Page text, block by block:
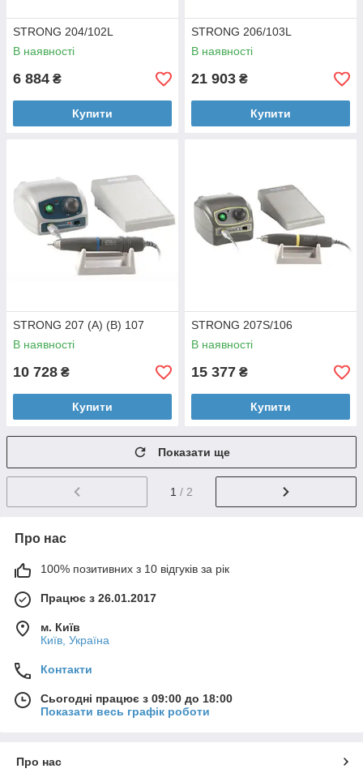
STRONG 204/102L
В наявності
6 884 ₴
Купити
STRONG 206/103L
В наявності
21 903 ₴
Купити
STRONG 207 (А) (B) 107
В наявності
10 728 ₴
Купити
STRONG 207S/106
В наявності
15 377 ₴
Купити
Показати ще
1 / 2
Про нас
100% позитивних з 10 відгуків за рік
Працює з 26.01.2017
м. Київ
Київ, Україна
Контакти
Сьогодні працює з 09:00 до 18:00
Показати весь графік роботи
Про нас